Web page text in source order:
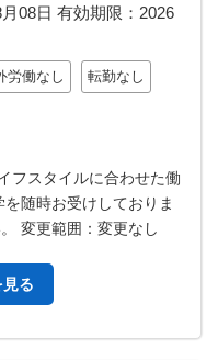
08日 有効期限： 2026
労働なし 転勤なし
フスタイルに合わせた働
随時お受けしておりま
変更範囲：変更なし
る